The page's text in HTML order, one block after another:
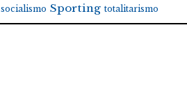
socialismo Sporting totalitarismo